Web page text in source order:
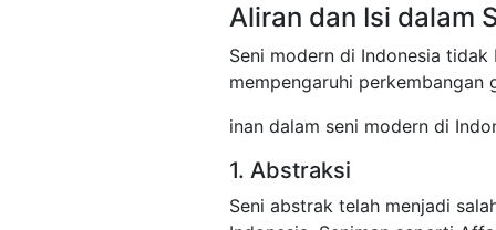
Aliran dan Isi dalam
Seni modern di Indonesia
mempengaruhi perkembangan
inan dalam seni modern di
1. Abstraksi
Seni abstrak telah menjadi